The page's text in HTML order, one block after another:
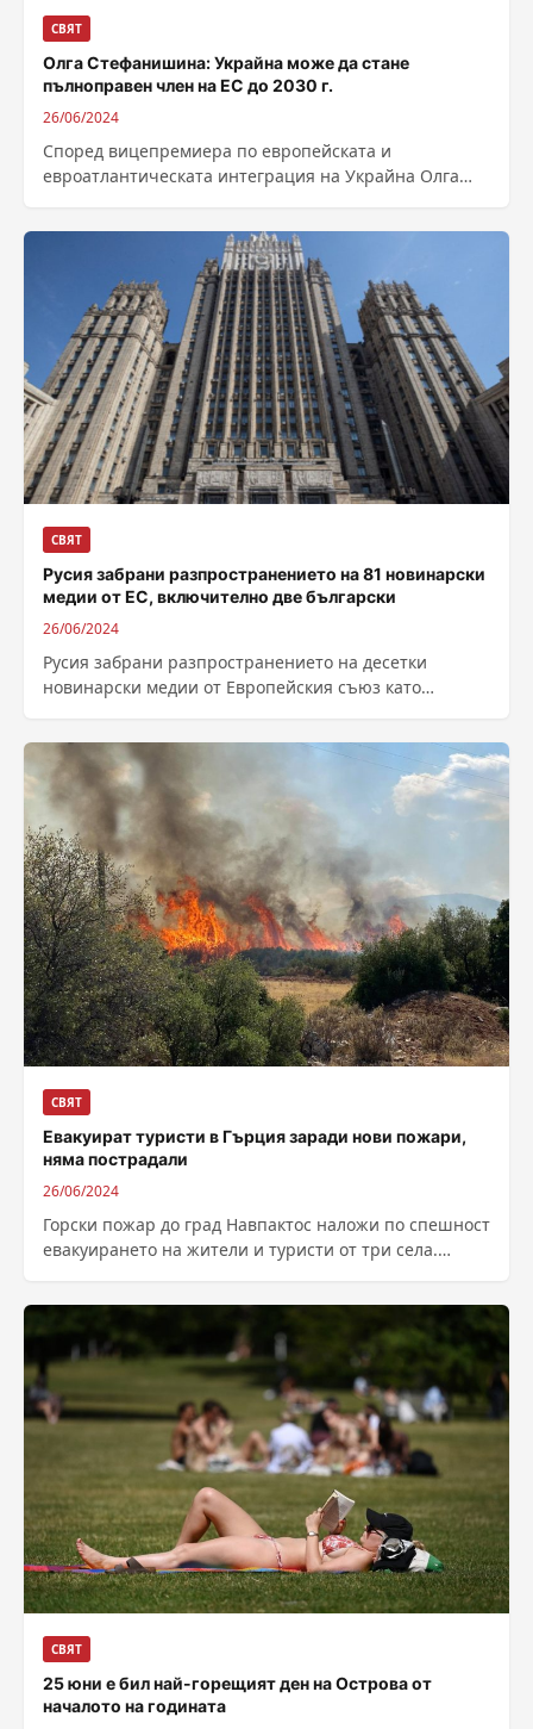
СВЯТ
Олга Стефанишина: Украйна може да стане
пълноправен член на ЕС до 2030 г.
26/06/2024
Според вицепремиера по европейската и
евроатлантическата интеграция на Украйна Олга
СВЯТ
Русия забрани разпространението на 81 новинарски
медии от ЕС, включително две български
26/06/2024
Русия забрани разпространението на десетки
новинарски медии от Европейския съюз като
СВЯТ
Евакуират туристи в Гърция заради нови пожари,
няма пострадали
26/06/2024
Горски пожар до град Навпактос наложи по спешност
евакуирането на жители и туристи от три села.
СВЯТ
25 юни е бил най-горещият ден на Острова от
началото на годината